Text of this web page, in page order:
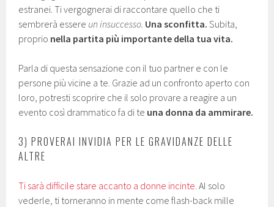
estranei. Ti vergognerai di raccontare quello che ti
sembrerà essere un insuccesso. Una sconfitta. Subita,
proprio nella partita più importante della tua vita.
Parla di questa sensazione con il tuo partner e con le
persone più vicine a te. Grazie ad un confronto aperto con
loro, potresti scoprire che il solo provare a reagire a un
evento così drammatico fa di te una donna da ammirare.
3) PROVERAI INVIDIA PER LE GRAVIDANZE DELLE
ALTRE
Ti sarà difficile stare accanto a donne incinte. Al solo
vederle, ti torneranno in mente come flash-back mille